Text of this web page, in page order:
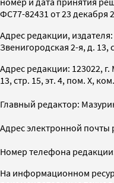
ФС77-82431 от 23 декабря
Адрес редакции, издателя:
Звенигородская 2-я, д. 13,
Адрес редакции: 123022,
13, стр. 15, эт. 4, пом. X,
Главный редактор:
Адрес электронной почты
Номер телефона
На информационном